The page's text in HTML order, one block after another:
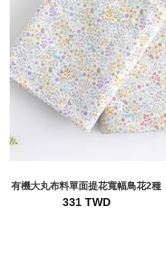
有機大丸布料單面提花寬幅鳥花2種
331 TWD